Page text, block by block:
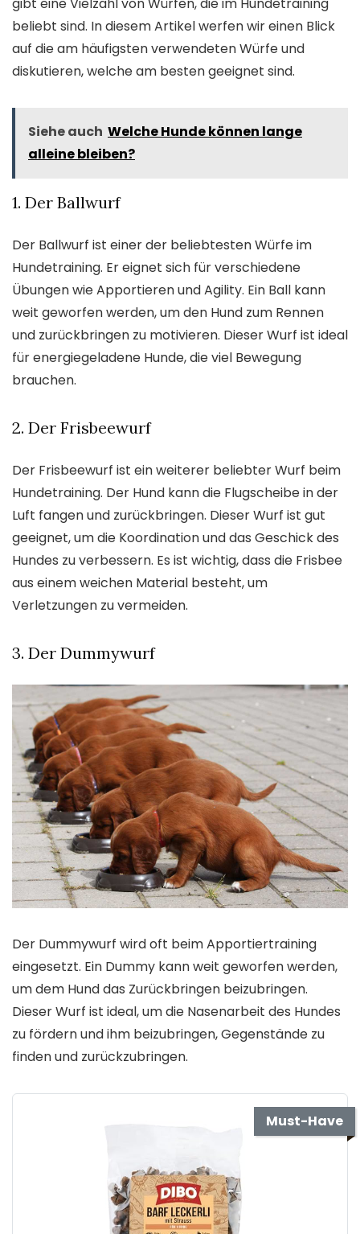
beliebt sind. In diesem Artikel werfen wir einen Blick
auf die am häufigsten verwendeten Würfe und
diskutieren, welche am besten geeignet sind.
Siehe auch Welche Hunde können lange
alleine bleiben?
1. Der Ballwurf
Der Ballwurf ist einer der beliebtesten Würfe im
Hundetraining. Er eignet sich für verschiedene
Übungen wie Apportieren und Agility. Ein Ball kann
weit geworfen werden, um den Hund zum Rennen
und zurückbringen zu motivieren. Dieser Wurf ist ideal
für energiegeladene Hunde, die viel Bewegung
brauchen.
2. Der Frisbeewurf
Der Frisbeewurf ist ein weiterer beliebter Wurf beim
Hundetraining. Der Hund kann die Flugscheibe in der
Luft fangen und zurückbringen. Dieser Wurf ist gut
geeignet, um die Koordination und das Geschick des
Hundes zu verbessern. Es ist wichtig, dass die Frisbee
aus einem weichen Material besteht, um
Verletzungen zu vermeiden.
3. Der Dummywurf
Der Dummywurf wird oft beim Apportiertraining
eingesetzt. Ein Dummy kann weit geworfen werden,
um dem Hund das Zurückbringen beizubringen.
Dieser Wurf ist ideal, um die Nasenarbeit des Hundes
zu fördern und ihm beizubringen, Gegenstände zu
finden und zurückzubringen.
Must-Have